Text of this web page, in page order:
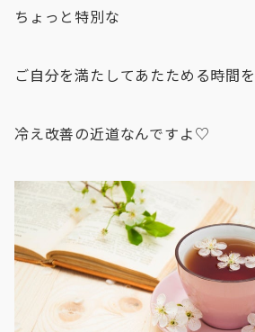
ちょっと特別な
ご自分を満たしてあたためる時間
冷え改善の近道なんですよ♡